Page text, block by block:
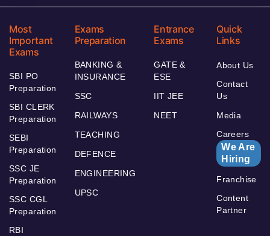
Most
Important
Exams
SBI PO
Preparation
SBI CLERK
Preparation
SEBI
Preparation
SSC JE
Preparation
SSC CGL
Preparation
RBI
Exams
Preparation
BANKING &
INSURANCE
SSC
RAILWAYS
TEACHING
DEFENCE
ENGINEERING
UPSC
Entrance
Exams
GATE &
ESE
IIT JEE
NEET
Quick
Links
About Us
Contact
Us
Media
Careers
We Are
Hiring
Franchise
Content
Partner